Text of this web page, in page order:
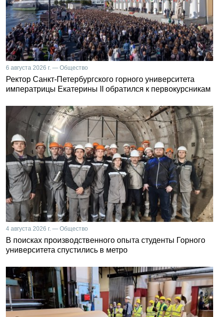
6 августа 2026 г. — Общество
Ректор Санкт-Петербургского горного университета
императрицы Екатерины II обратился к первокурсникам
4 августа 2026 г. — Общество
В поисках производственного опыта студенты Горного
университета спустились в метро